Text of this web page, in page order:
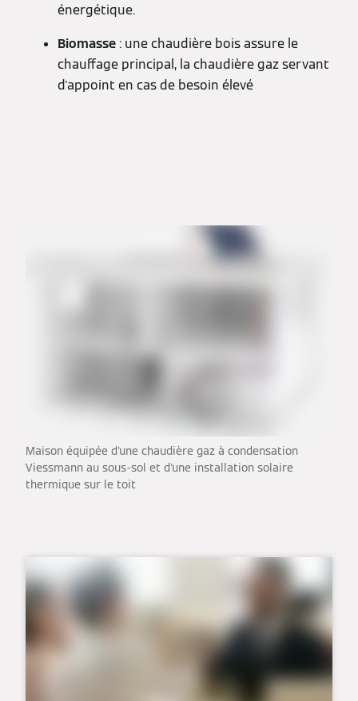
énergétique.
Biomasse : une chaudière bois assure le
chauffage principal, la chaudière gaz servant
d'appoint en cas de besoin élevé
Maison équipée d'une chaudière gaz à condensation
Viessmann au sous-sol et d'une installation solaire
thermique sur le toit